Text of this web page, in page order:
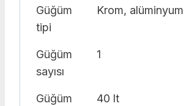
Güğüm
tipi
Krom, alüminyum
Güğüm
sayısı
1
Güğüm
40 lt